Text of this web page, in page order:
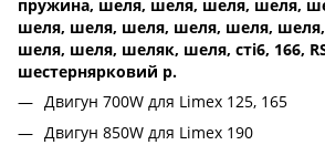
пружина, шеля, шеля, шеля, шеля,
шеля, шеля, шеля, шеля, шеля,
шеля, шеля, шеляк, шеля, сті6, 166,
шестернярковий р.
Двигун 700W для Limex 125, 165
Двигун 850W для Limex 190